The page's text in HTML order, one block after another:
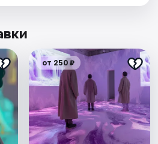
от 250 ₽